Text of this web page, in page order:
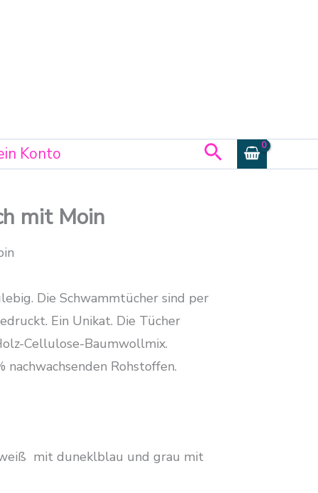
Konto Suchen
mit Moin
Die Schwammtücher sind per
Ein Unikat. Die Tücher
Cellulose-Baumwollmix.
Rohstoffen.
mit duneklblau und grau mit